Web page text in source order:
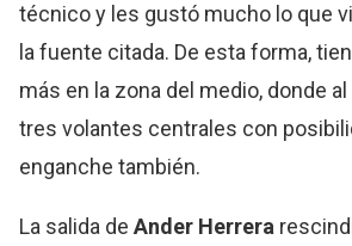
técnico y les gustó mucho lo que
la fuente citada. De esta forma,
más en la zona del medio, donde
tres volantes centrales con
enganche también.
La salida deAnder Herrera